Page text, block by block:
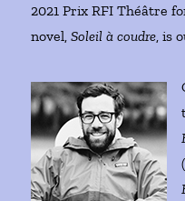
2021 Prix RFI Théâtre
novel,Soleil à coudre, is